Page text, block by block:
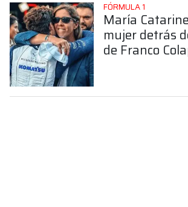
FÓRMULA 1
María
mujer detrás
de Franco